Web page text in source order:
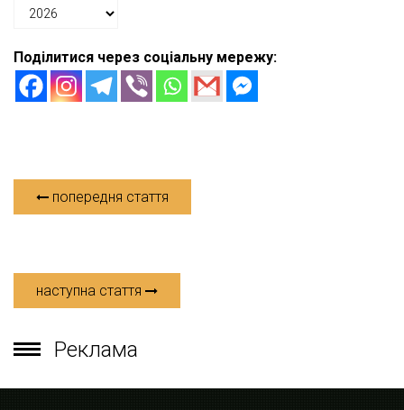
Поділитися через соціальну мережу:
попередня стаття
наступна стаття
Реклама